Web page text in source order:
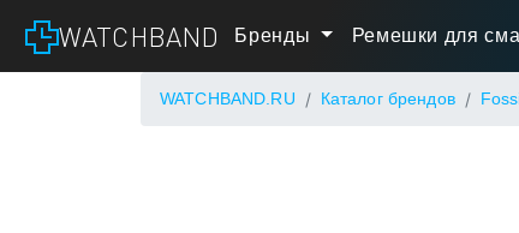
WATCHBAND Бренды Ремешки для
WATCHBAND.RU Каталог брендов